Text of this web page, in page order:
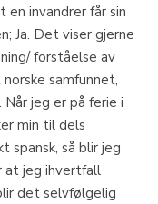
en invandrer får sin
Ja. Det viser gjerne
forståelse av
samfunnet,
jeg er på ferie i
min til dels
spansk, så blir jeg
at jeg ihvertfall
det selvfølgelig